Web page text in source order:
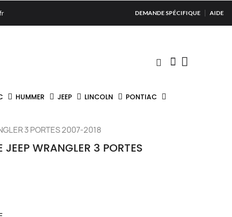
DEMANDE SPÉCIFIQUE AIDE
HUMMER JEEP LINCOLN PONTIAC
3 PORTES 2007-2018
JEEP WRANGLER 3 PORTES